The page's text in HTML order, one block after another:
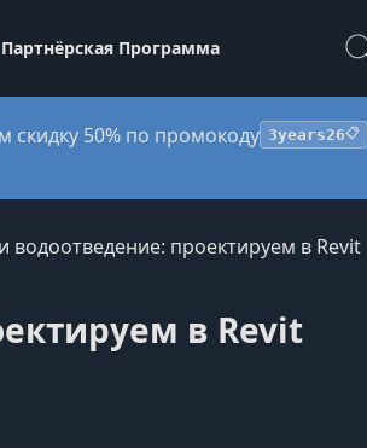
Партнёрская Программа
скидку 50% по промокоду 3years26📋
водоотведение: проектируем в Revit
в Revit